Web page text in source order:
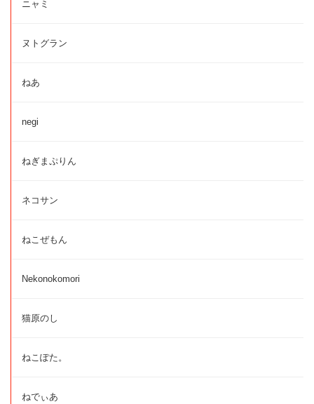
ニャミ
ヌトグラン
ねあ
negi
ねぎまぷりん
ネコサン
ねこぜもん
Nekonokomori
猫原のし
ねこぽた。
ねでぃあ